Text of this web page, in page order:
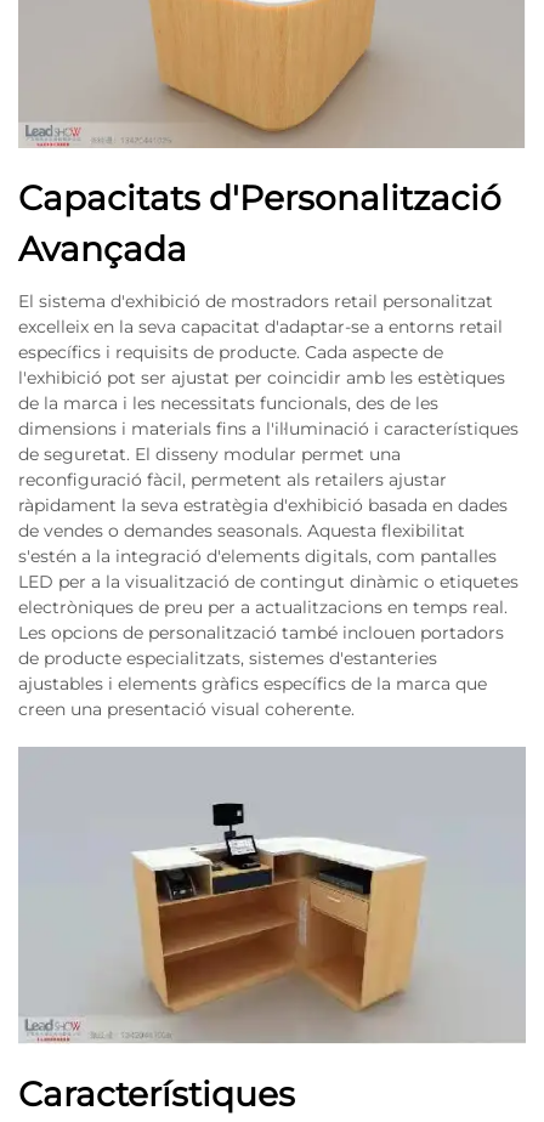
Capacitats d'Personalització
Avançada
El sistema d'exhibició de mostradors retail personalitzat
excelleix en la seva capacitat d'adaptar-se a entorns retail
específics i requisits de producte. Cada aspecte de
l'exhibició pot ser ajustat per coincidir amb les estètiques
de la marca i les necessitats funcionals, des de les
dimensions i materials fins a l'il·luminació i característiques
de seguretat. El disseny modular permet una
reconfiguració fàcil, permetent als retailers ajustar
ràpidament la seva estratègia d'exhibició basada en dades
de vendes o demandes seasonals. Aquesta flexibilitat
s'estén a la integració d'elements digitals, com pantalles
LED per a la visualització de contingut dinàmic o etiquetes
electròniques de preu per a actualitzacions en temps real.
Les opcions de personalització també inclouen portadors
de producte especialitzats, sistemes d'estanteries
ajustables i elements gràfics específics de la marca que
creen una presentació visual coherente.
Característiques